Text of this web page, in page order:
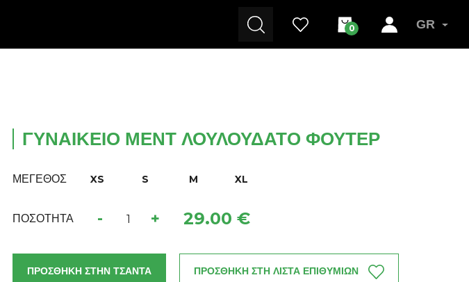
0 GR
ΓΥΝΑΙΚΕΊΟ ΜΕΝΤ ΛΟΥΛΟΥΔΆΤΟ ΦΟΎΤΕΡ
ΜΕΓΕΘΟΣ XS S M XL
ΠΟΣΟΤΗΤΑ - + 29.00 €
ΠΡΟΣΘΗΚΗ ΣΤΗΝ ΤΣΑΝΤΑ ΠΡΟΣΘΗΚΗ ΣΤΗ ΛΙΣΤΑ ΕΠΙΘΥΜΙΩΝ